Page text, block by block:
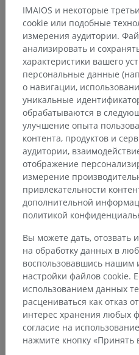
(в частности, меланома) и
распространяются в
лимфатическим сосудам к
лимфатическим узлам.
Хирургическое значение:
лимфатического оттока
точного выполнения
лимфатического узла.
Есть ли проблема с этим
Литература
Guyton AC, Hall JE.Textbook of
Анатомическая
Анатомия человека 2
IMAIOS и некоторые
cookie или подобные
измерения аудитории.
анализировать и
характеристики вашего
персональные данные
о навигации,
уникальные
обрабатываются в
улучшение опыта
контента, продуктов и
аудитории,
отображение
измерение
привлекательности
дополнительной
политикой
Вы можете дать, отозвать
на обработку данных в
воспользовавшись нашим
настройки файлов cookie.
использованием данных
расцениваться как отказ
интерес хранения любых
согласие на
нажмите кнопку «Принять